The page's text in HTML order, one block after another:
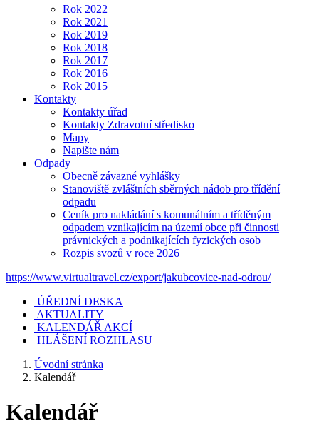
Rok 2022
Rok 2021
Rok 2019
Rok 2018
Rok 2017
Rok 2016
Rok 2015
Kontakty
Kontakty úřad
Kontakty Zdravotní středisko
Mapy
Napište nám
Odpady
Obecně závazné vyhlášky
Stanoviště zvláštních sběrných nádob pro třídění
odpadu
Ceník pro nakládání s komunálním a tříděným
odpadem vznikajícím na území obce při činnosti
právnických a podnikajících fyzických osob
Rozpis svozů v roce 2026
https://www.virtualtravel.cz/export/jakubcovice-nad-odrou/
ÚŘEDNÍ DESKA
AKTUALITY
KALENDÁŘ AKCÍ
HLÁŠENÍ ROZHLASU
Úvodní stránka
Kalendář
Kalendář